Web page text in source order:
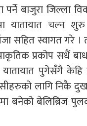
पर्ने बाजुरा जिल्ला
यातायात चल्न
सहित स्वागत गरे
प्रकोप सधैं
पुगेसँगै
लागि निकै
बनेको